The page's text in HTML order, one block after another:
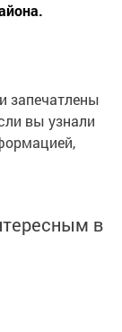
запечатлены
вы узнали
в